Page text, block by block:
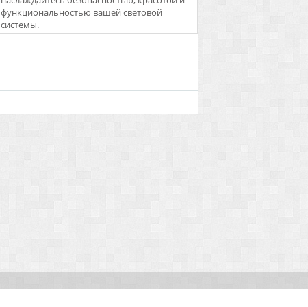
функциональностью вашей световой
системы.